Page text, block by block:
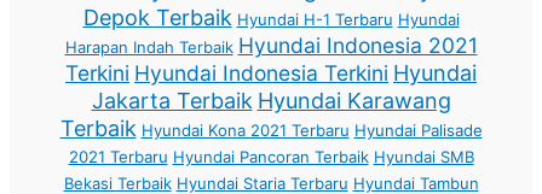
Depok Terbaik Hyundai H-1 Terbaru Hyundai
Harapan Indah Terbaik Hyundai Indonesia 2021
Terkini Hyundai Indonesia Terkini Hyundai
Jakarta Terbaik Hyundai Karawang
Terbaik Hyundai Kona 2021 Terbaru Hyundai Palisade
2021 Terbaru Hyundai Pancoran Terbaik Hyundai SMB
Bekasi Terbaik Hyundai Staria Terbaru Hyundai Tambun